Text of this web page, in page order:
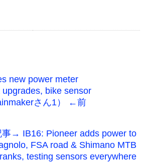
new power meter
bike sensor
さん1） ←前
事→ IB16: Pioneer adds power to
FSA road & Shimano MTB
testing sensors everywhere